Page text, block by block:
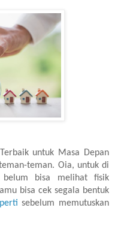
untuk Masa Depan
teman. Oia, untuk di
belum bisa melihat fisik
bisa cek segala bentuk
sebelum memutuskan